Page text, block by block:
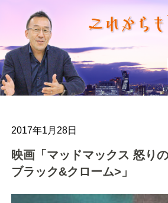
2017年1月28日
映画「マッドマックス 怒り
ブラック&クローム>」